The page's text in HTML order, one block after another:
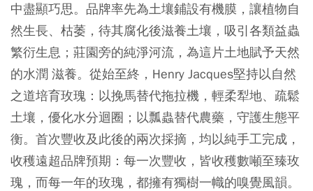
中盡顯巧思。品牌率先為土壤鋪設有機膜，讓植物自
然生長、枯萎，待其腐化後滋養土壤，吸引各類益蟲
繁衍生息；莊園旁的純淨河流，為這片土地賦予天然
的水潤 滋養。從始至終，Henry Jacques堅持以自然
之道培育玫瑰：以挽馬替代拖拉機，輕柔犁地、疏鬆
土壤，優化水分迴圈；以瓢蟲替代農藥，守護生態平
衡。首次豐收及此後的兩次採摘，均以純手工完成，
收穫遠超品牌預期：每一次豐收，皆收穫數噸至臻玫
瑰，而每一年的玫瑰，都擁有獨樹一幟的嗅覺風韻。